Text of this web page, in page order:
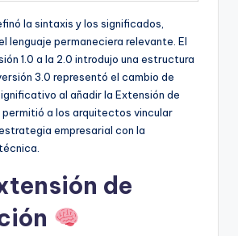
la sintaxis y los significados,
lenguaje permaneciera relevante. El
1.0 a la 2.0 introdujo una estructura
3.0 representó el cambio de
al añadir la Extensión de
a los arquitectos vincular
empresarial con la
de